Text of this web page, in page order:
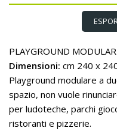
PLAYGROUND
Dimensioni: cm 240 x
Playground modulare a
spazio, non vuole
per ludoteche, parchi
ristoranti e pizzerie.